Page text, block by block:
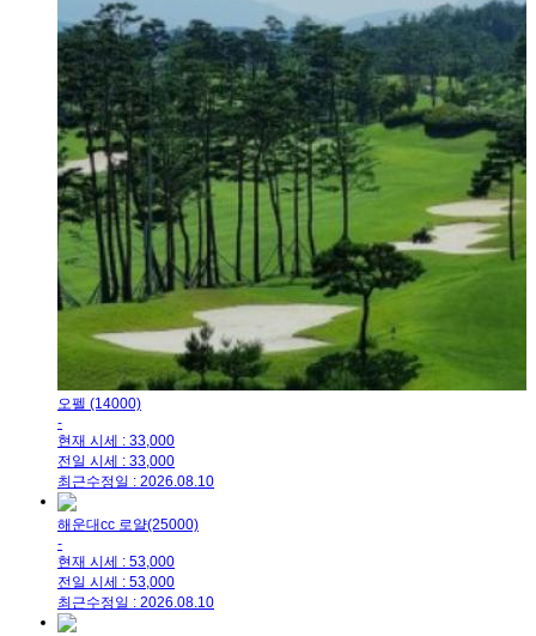
오펠 (14000)
-
현재 시세 : 33,000
전일 시세 : 33,000
최근수정일 : 2026.08.10
해운대cc 로얄(25000)
-
현재 시세 : 53,000
전일 시세 : 53,000
최근수정일 : 2026.08.10